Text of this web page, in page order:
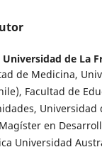
Universidad de La
de Medicina,
Facultad de
Universidad
en
Universidad